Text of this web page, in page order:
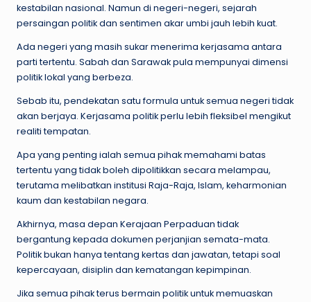
kestabilan nasional. Namun di negeri-negeri, sejarah
persaingan politik dan sentimen akar umbi jauh lebih kuat.
Ada negeri yang masih sukar menerima kerjasama antara
parti tertentu. Sabah dan Sarawak pula mempunyai dimensi
politik lokal yang berbeza.
Sebab itu, pendekatan satu formula untuk semua negeri tidak
akan berjaya. Kerjasama politik perlu lebih fleksibel mengikut
realiti tempatan.
Apa yang penting ialah semua pihak memahami batas
tertentu yang tidak boleh dipolitikkan secara melampau,
terutama melibatkan institusi Raja-Raja, Islam, keharmonian
kaum dan kestabilan negara.
Akhirnya, masa depan Kerajaan Perpaduan tidak
bergantung kepada dokumen perjanjian semata-mata.
Politik bukan hanya tentang kertas dan jawatan, tetapi soal
kepercayaan, disiplin dan kematangan kepimpinan.
Jika semua pihak terus bermain politik untuk memuaskan